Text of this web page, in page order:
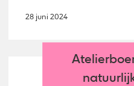
28 juni 2024